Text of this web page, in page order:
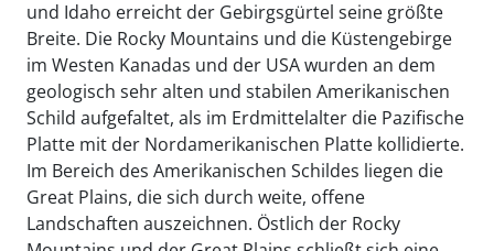
und Idaho erreicht der Gebirgsgürtel seine größte
Breite. Die Rocky Mountains und die Küstengebirge
im Westen Kanadas und der USA wurden an dem
geologisch sehr alten und stabilen Amerikanischen
Schild aufgefaltet, als im Erdmittelalter die Pazifische
Platte mit der Nordamerikanischen Platte kollidierte.
Im Bereich des Amerikanischen Schildes liegen die
Great Plains, die sich durch weite, offene
Landschaften auszeichnen. Östlich der Rocky